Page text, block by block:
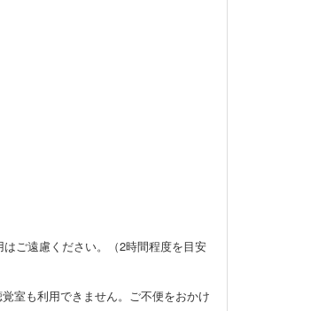
ご遠慮ください。
（2時間程度を目安
室も利用できません。ご不便をおかけ